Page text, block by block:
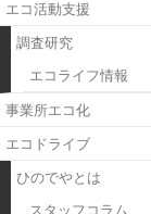
エコ活動支援
調査研究
エコライフ情報
事業所エコ化
エコドライブ
ひのでやとは
スタッフコラム